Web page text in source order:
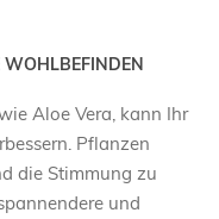
WOHLBEFINDEN
Aloe Vera, kann Ihr
Pflanzen
die Stimmung zu
und